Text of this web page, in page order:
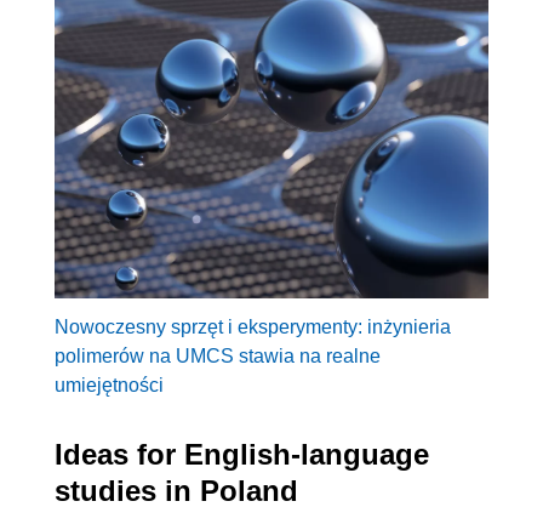
Nowoczesny sprzęt i eksperymenty: inżynieria
polimerów na UMCS stawia na realne
umiejętności
Ideas for English-language
studies in Poland